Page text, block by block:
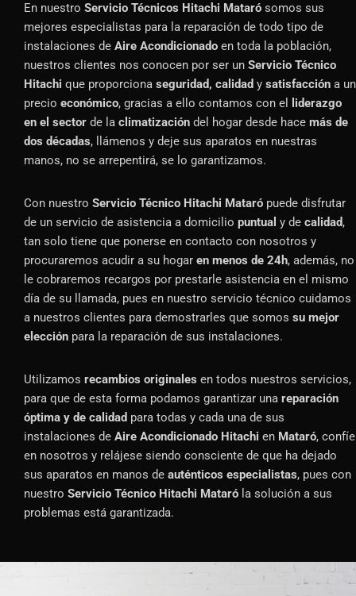
En nuestro Servicio Técnicos Hitachi Mataró somos sus
mejores especialistas para la reparación de todo tipo de
instalaciones de Aire Acondicionado en toda la población,
nuestros clientes nos conocen por ser un Servicio Técnico
Hitachi que proporciona seguridad, calidad y satisfacción a un
precio económico, gracias a ello contamos con el
liderazgo
en el sector de la climatización del hogar desde hace más de
dos décadas, llámenos y deje sus aparatos en nuestras
manos, no se arrepentirá, se lo garantizamos.
Con nuestro Servicio Técnico Hitachi Mataró puede disfrutar
de un servicio de asistencia a domicilio puntual y de calidad,
tan solo tiene que ponerse en contacto con nosotros y
procuraremos acudir a su hogar en menos de 24h, además, no
le cobraremos recargos por prestarle asistencia en el mismo
día de su llamada, pues en nuestro servicio técnico cuidamos
a nuestros clientes para demostrarles que somos su mejor
elección para la reparación de sus instalaciones.
Utilizamos recambios originales en todos nuestros servicios,
para que de esta forma podamos garantizar una reparación
óptima y de calidad para todas y cada una de sus
instalaciones de Aire Acondicionado Hitachi en Mataró, confíe
en nosotros y relájese siendo consciente de que ha dejado
sus aparatos en manos de auténticos especialistas, pues con
nuestro Servicio Técnico Hitachi Mataró la solución a sus
problemas está garantizada.